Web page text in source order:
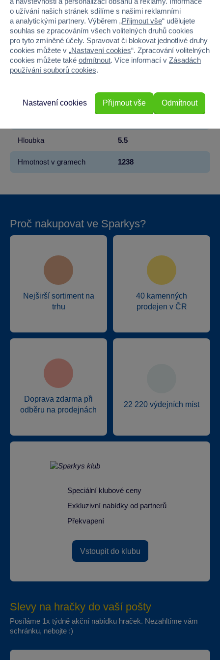
Licence Microsoft
Řada Minecraft®
Věk od 7
Pohlaví
Hloubka 5.5
Hmotnost v gramech 1238
Proč nakupovat ve Sparkys?
Nejširší sortiment na
trhu
40 kamenných
prodejen v ČR
Doprava zdarma při
odběru na prodejnách
22 220 výdejních míst
Speciální klubové ceny
Exkluzivní nabídky od partnerů
Překvapení
Vstoupit do klubu
Slevy na hračky do vaší pošty
Posíláme 1x týdně akční nabídku hraček. Nezahltíme vám
schránku, nebojte :)
o užívání našich stránek sdílíme s našimi reklamními
a analytickými partnery. Výběrem „Přijmout vše“ udělujete
souhlas se zpracováním všech volitelných druhů cookies
pro tyto zmíněné účely. Spravovat či blokovat jednotlivé druhy
cookies můžete v „Nastavení cookies“. Zpracování volitelných
cookies můžete také odmítnout. Více informací v Zásadách
používání souborů cookies.
Odmítnout
Nastavení cookies Přijmout vše